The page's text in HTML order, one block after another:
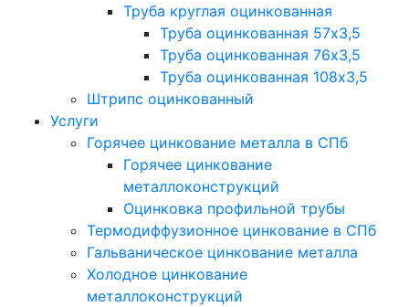
Труба круглая оцинкованная
Труба оцинкованная 57х3,5
Труба оцинкованная 76х3,5
Труба оцинкованная 108х3,5
Штрипс оцинкованный
Услуги
Горячее цинкование металла в СПб
Горячее цинкование
металлоконструкций
Оцинковка профильной трубы
Термодиффузионное цинкование в СПб
Гальваническое цинкование металла
Холодное цинкование
металлоконструкций